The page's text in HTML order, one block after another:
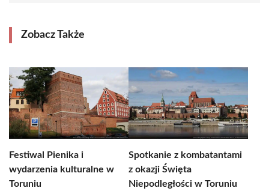
Zobacz Także
Festiwal Pienika i
wydarzenia kulturalne w
Toruniu
Spotkanie z kombatantami
z okazji Święta
Niepodległości w Toruniu